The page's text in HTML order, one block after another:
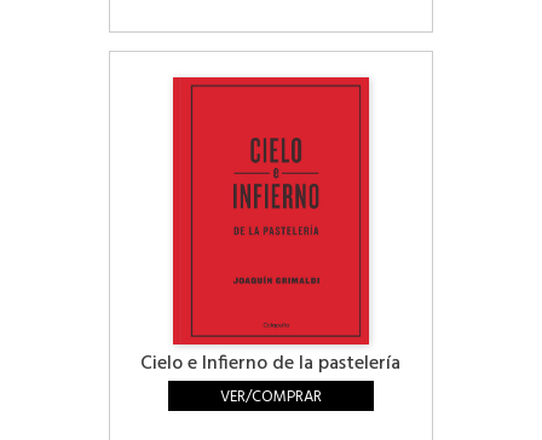
Cielo e Infierno de la pastelería
VER/COMPRAR